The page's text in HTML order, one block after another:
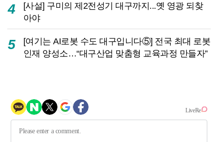
4
[사설] 구미의 제2전성기 대구까지...옛 영광 되찾
아야
5
[여기는 AI로봇 수도 대구입니다⑤] 전국 최대 로봇
인재 양성소…“대구산업 맞춤형 교육과정 만들자”